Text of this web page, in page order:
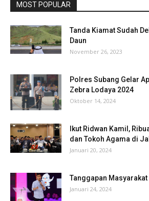
MOST POPULAR
Tanda Kiamat Sudah
Daun
November 26, 2023
Polres Subang Gelar
Zebra Lodaya 2024
Oktober 14, 2024
Ikut Ridwan Kamil,
dan Tokoh Agama di
Januari 20, 2024
Tanggapan
Januari 24, 2024